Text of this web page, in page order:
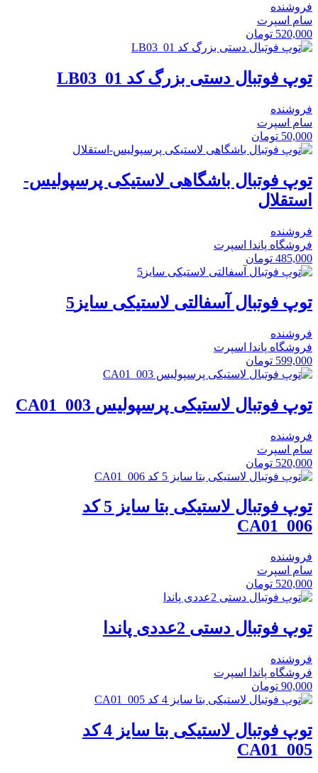
فروشنده
سام اسپرت
520,000 تومان
توپ فوتبال دستی بزرگ کد LB03_01
فروشنده
سام اسپرت
50,000 تومان
توپ فوتبال باشگاهی لاستیکی پرسپولیس-
استقلال
فروشنده
فروشگاه پاندا اسپرت
485,000 تومان
توپ فوتبال آسفالتی لاستیکی سایز5
فروشنده
فروشگاه پاندا اسپرت
599,000 تومان
توپ فوتبال لاستیکی پرسپولیس CA01_003
فروشنده
سام اسپرت
520,000 تومان
توپ فوتبال لاستیکی بتا سایز 5 کد
CA01_006
فروشنده
سام اسپرت
520,000 تومان
توپ فوتبال دستی 2عددی پاندا
فروشنده
فروشگاه پاندا اسپرت
90,000 تومان
توپ فوتبال لاستیکی بتا سایز 4 کد
CA01_005